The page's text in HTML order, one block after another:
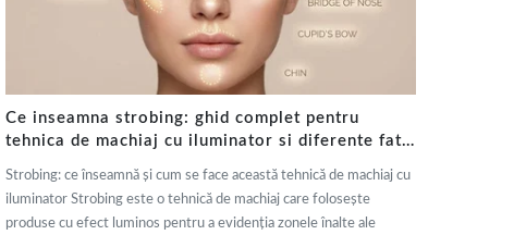
Ce inseamna strobing: ghid complet pentru
tehnica de machiaj cu iluminator si diferente fata
Strobing: ce înseamnă și cum se face această tehnică de machiaj cu
iluminator Strobing este o tehnică de machiaj care folosește
produse cu efect luminos pentru a evidenția zonele înalte ale